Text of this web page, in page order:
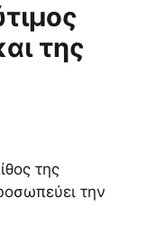
της
της
την